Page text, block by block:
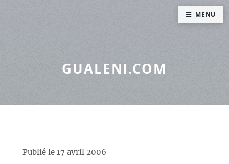
GUALENI.COM
Publié le 17 avril 2006
MENU